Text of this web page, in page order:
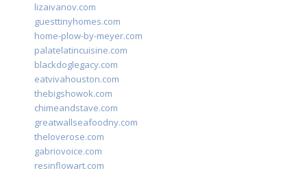
lizaivanov.com
guesttinyhomes.com
home-plow-by-meyer.com
palatelatincuisine.com
blackdoglegacy.com
eatvivahouston.com
thebigshowok.com
chimeandstave.com
greatwallseafoodny.com
theloverose.com
gabriovoice.com
resinflowart.com